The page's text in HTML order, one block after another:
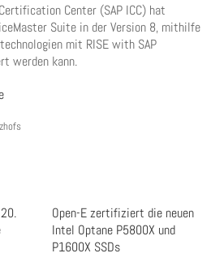
Center (SAP ICC) hat
Suite in der Version 8, mithilfe
mit RISE with SAP
werden kann.
Open-E zertifiziert die neuen
Intel Optane P5800X und
P1600X SSDs